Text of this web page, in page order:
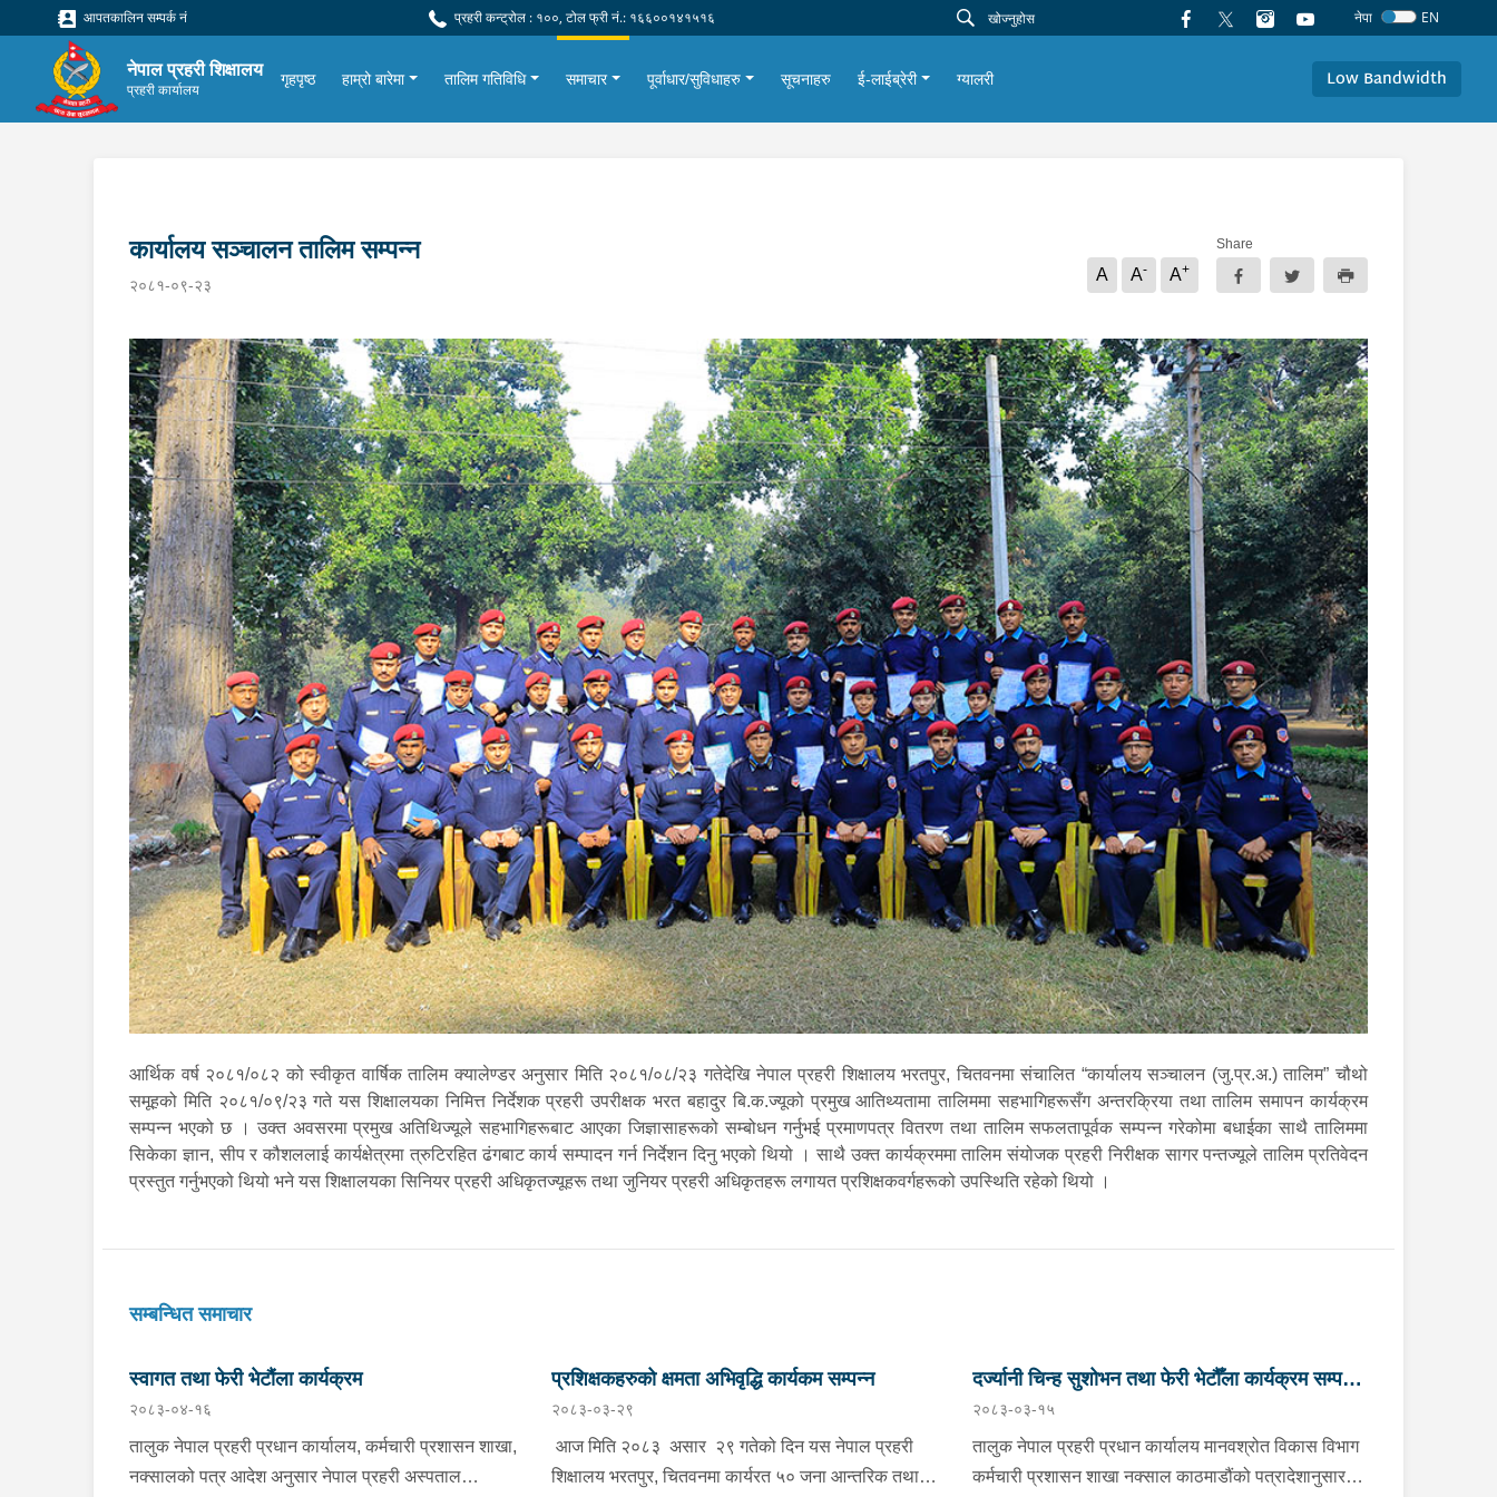
आपतकालिन सम्पर्क नं प्रहरी कन्ट्रोल : १००, टोल फ्री नं.: १६६००१४१५१६ नेपा EN
नेपाल प्रहरी शिक्षालय
प्रहरी कार्यालय
गृहपृष्ठ हाम्रो बारेमा तालिम गतिविधि समाचार पूर्वाधार/सुविधाहरु सूचनाहरु ई-लाईब्रेरी ग्यालरी Low Bandwidth
कार्यालय सञ्चालन तालिम सम्पन्न
२०८१-०९-२३
A A- A+
Share
आर्थिक वर्ष २०८१/०८२ को स्वीकृत वार्षिक तालिम क्यालेण्डर अनुसार मिति २०८१/०८/२३ गतेदेखि नेपाल प्रहरी शिक्षालय भरतपुर, चितवनमा संचालित “कार्यालय सञ्चालन (जु.प्र.अ.) तालिम” चौथो
समूहको मिति २०८१/०९/२३ गते यस शिक्षालयका निमित्त निर्देशक प्रहरी उपरीक्षक भरत बहादुर बि.क.ज्यूको प्रमुख आतिथ्यतामा तालिममा सहभागिहरूसँग अन्तरक्रिया तथा तालिम समापन कार्यक्रम
सम्पन्न भएको छ । उक्त अवसरमा प्रमुख अतिथिज्यूले सहभागिहरूबाट आएका जिज्ञासाहरूको सम्बोधन गर्नुभई प्रमाणपत्र वितरण तथा तालिम सफलतापूर्वक सम्पन्न गरेकोमा बधाईका साथै तालिममा
सिकेका ज्ञान, सीप र कौशललाई कार्यक्षेत्रमा त्रुटिरहित ढंगबाट कार्य सम्पादन गर्न निर्देशन दिनु भएको थियो । साथै उक्त कार्यक्रममा तालिम संयोजक प्रहरी निरीक्षक सागर पन्तज्यूले तालिम प्रतिवेदन
प्रस्तुत गर्नुभएको थियो भने यस शिक्षालयका सिनियर प्रहरी अधिकृतज्यूहरू तथा जुनियर प्रहरी अधिकृतहरू लगायत प्रशिक्षकवर्गहरूको उपस्थिति रहेको थियो ।
सम्बन्धित समाचार
स्वागत तथा फेरी भेटौंला कार्यक्रम
२०८३-०४-१६
तालुक नेपाल प्रहरी प्रधान कार्यालय, कर्मचारी प्रशासन शाखा,
नक्सालको पत्र आदेश अनुसार नेपाल प्रहरी अस्पताल
प्रशिक्षकहरुको क्षमता अभिवृद्धि कार्यकम सम्पन्न
२०८३-०३-२९
आज मिति २०८३ असार २९ गतेको दिन यस नेपाल प्रहरी
शिक्षालय भरतपुर, चितवनमा कार्यरत ५० जना आन्तरिक तथा
दर्ज्यानी चिन्ह सुशोभन तथा फेरी भेटौँला कार्यक्रम सम्पन्न
।
२०८३-०३-१५
तालुक नेपाल प्रहरी प्रधान कार्यालय मानवश्रोत विकास विभाग
कर्मचारी प्रशासन शाखा नक्साल काठमाडौंको पत्रादेशानुसार